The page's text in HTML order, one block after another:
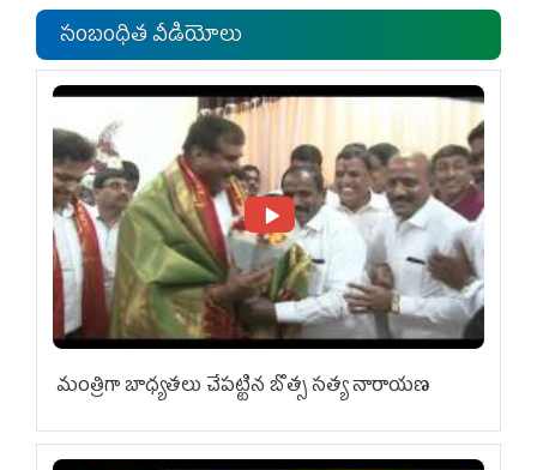
సంబంధిత వీడియోలు
మంత్రిగా బాధ్యతలు చేపట్టిన బొత్స సత్య నారాయణ